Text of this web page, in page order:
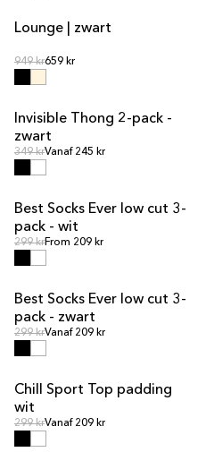
UITVERKOOP
Lounge | zwart
Normale prijs
949 krNormale prijs
659 kr
UITVERKOOP
Invisible Thong 2-pack -
zwart
Normale prijs
349 krNormale prijs
Vanaf 245 kr
Best Socks Ever low cut 3-
pack - wit
Normale prijs
299 krNormale prijs
From 209 kr
Best Socks Ever low cut 3-
pack - zwart
Normale prijs
299 krNormale prijs
Vanaf 209 kr
UITVERKOOP
Chill Sport Top padding
wit
Normale prijs
299 krNormale prijs
Vanaf 209 kr